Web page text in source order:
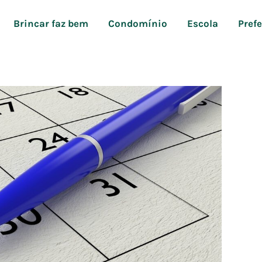
Brincar faz bem Condomínio Escola